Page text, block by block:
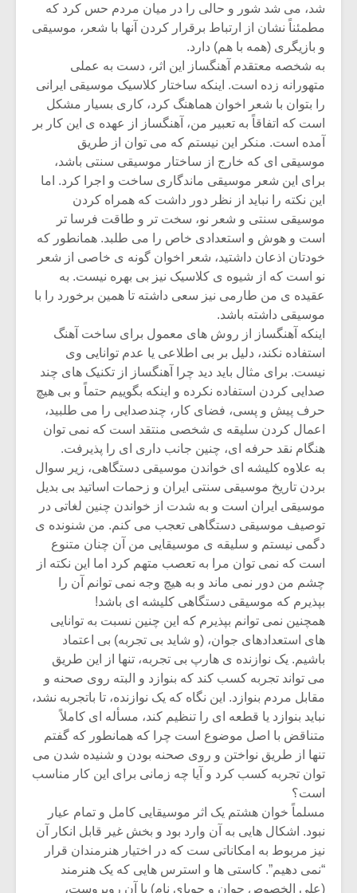
شد، می شد شور و حالی را در میان مردم حس کرد که
مطمئناً نشان از ارتباط برقرار کردن آنها با شعر، موسیقی
و بازیگری (همه با هم) دارد.
به شخصه معتقدم آهنگساز این اثر، دست به عملی
متهورانه زده است. اینکه ساختار کلاسیک موسیقی ایرانی
را بتوان با شعر اخوان هماهنگ کرد، کاری بسیار مشکل
است که اتفاقاً به تعبیر من، آهنگساز از عهده ی این کار بر
آمده است. منکر این نیستم که می توان از طریق
موسیقی ای که خارج از ساختار موسیقی سنتی باشد،
برای این شعر موسیقی ماندگاری ساخت و اجرا کرد. اما
این نکته را نباید از نظر دور داشت که همراه کردن
موسیقی سنتی و شعر نو، سخت تر و طاقت فرسا تر
است و هوش و استعدادی خاص را می طلبد. همانطور که
خودتان اذعان داشتید، شعر اخوان گونه ی خاصی از شعر
نو است که از شیوه ی کلاسیک نیز بی بهره نیست. به
عقیده ی من طارمی نیز سعی داشته تا همین برخورد را با
موسیقی داشته باشد.
اینکه آهنگساز از روش های معمول برای ساخت آهنگ
استفاده نکند، دلیل بر بی اطلاعی یا عدم توانایی وی
نیست. برای مثال باید دید چرا آهنگساز از تکنیک های چند
صدایی کردن استفاده نکرده و اینکه بگوییم حتماً و بی هیچ
حرف پیش و پسی، فضای کار، چندصدایی را می طلبید،
اعمال کردن سلیقه ی شخصی منتقد است که نمی توان
هنگام نقد حرفه ای، چنین جانب داری ای را پذیرفت.
به علاوه کلیشه ای خواندن موسیقی دستگاهی، زیر سوال
بردن تاریخ موسیقی سنتی ایران و زحمات اساتید بی بدیل
موسیقی ایران است و به شدت از خواندن چنین لغاتی در
توصیف موسیقی دستگاهی تعجب می کنم. من شنونده ی
دگمی نیستم و سلیقه ی موسیقایی من آن چنان متنوع
است که نمی توان مرا به تعصب متهم کرد اما این نکته از
چشم من دور نمی ماند و به هیچ وجه نمی توانم آن را
بپذیرم که موسیقی دستگاهی کلیشه ای باشد!
همچنین نمی توانم بپذیرم که این چنین نسبت به توانایی
های استعدادهای جوان، (و شاید بی تجربه) بی اعتماد
باشیم. یک نوازنده ی هارپ بی تجربه، تنها از این طریق
می تواند تجربه کسب کند که بنوازد و البته روی صحنه و
مقابل مردم بنوازد. این نگاه که یک نوازنده، تا باتجربه نشد،
نباید بنوازد یا قطعه ای را تنظیم کند، مسأله ای کاملاً
متناقض با اصل موضوع است چرا که همانطور که گفتم
تنها از طریق نواختن و روی صحنه بودن و شنیده شدن می
توان تجربه کسب کرد و آیا چه زمانی برای این کار مناسب
است؟
مسلماً خوان هشتم یک اثر موسیقایی کامل و تمام عیار
نبود. اشکال هایی به آن وارد بود و بخش غیر قابل انکار آن
نیز مربوط به امکاناتی ست که در اختیار هنرمندان قرار
“نمی دهیم”. کاستی ها و استرس هایی که یک هنرمند
(علی الخصوص جوان و جویای نام) با آن روبروست،